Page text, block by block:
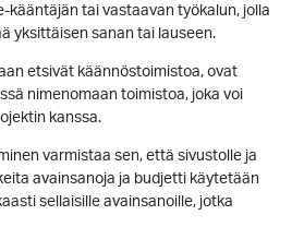
kääntäjän tai vastaavan työkalun, jolla
yksittäisen sanan tai lauseen.
etsivät käännöstoimistoa, ovat
nimenomaan toimistoa, joka voi
kanssa.
varmistaa sen, että sivustolle ja
avainsanoja ja budjetti käytetään
sellaisille avainsanoille, jotka